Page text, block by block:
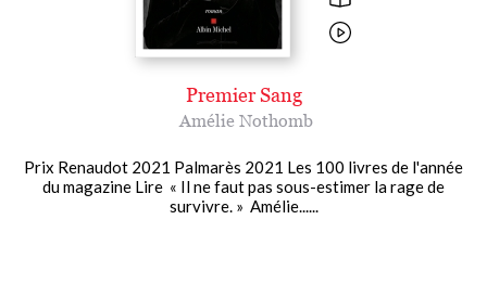
Premier Sang
Amélie Nothomb
Prix Renaudot 2021 Palmarès 2021 Les 100 livres de l'année
du magazine Lire « Il ne faut pas sous-estimer la rage de
survivre. » Amélie......